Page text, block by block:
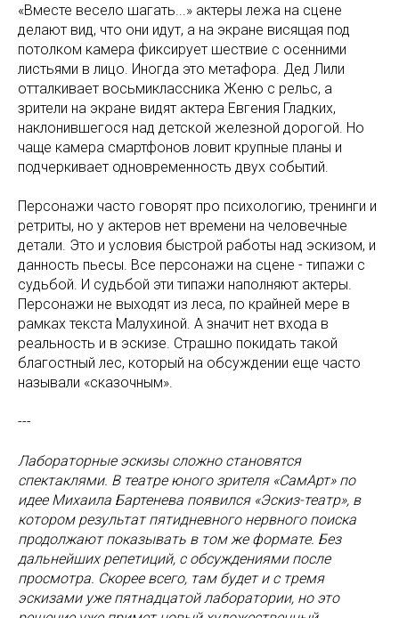
«Вместе весело шагать...» актеры лежа на сцене
делают вид, что они идут, а на экране висящая под
потолком камера фиксирует шествие с осенними
листьями в лицо. Иногда это метафора. Дед Лили
отталкивает восьмиклассника Женю с рельс, а
зрители на экране видят актера Евгения Гладких,
наклонившегося над детской железной дорогой. Но
чаще камера смартфонов ловит крупные планы и
подчеркивает одновременность двух событий.
Персонажи часто говорят про психологию, тренинги и
ретриты, но у актеров нет времени на человечные
детали. Это и условия быстрой работы над эскизом, и
данность пьесы. Все персонажи на сцене - типажи с
судьбой. И судьбой эти типажи наполняют актеры.
Персонажи не выходят из леса, по крайней мере в
рамках текста Малухиной. А значит нет входа в
реальность и в эскизе. Страшно покидать такой
благостный лес, который на обсуждении еще часто
называли «сказочным».
---
Лабораторные эскизы сложно становятся
спектаклями. В театре юного зрителя «СамАрт» по
идее Михаила Бартенева появился «Эскиз-театр», в
котором результат пятидневного нервного поиска
продолжают показывать в том же формате. Без
дальнейших репетиций, с обсуждениями после
просмотра. Скорее всего, там будет и с тремя
эскизами уже пятнадцатой лаборатории, но это